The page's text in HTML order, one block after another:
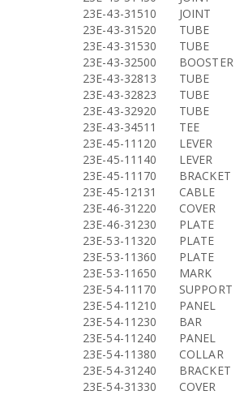
23E-43-31510
JOINT
23E-43-31520
TUBE
23E-43-31530
TUBE
23E-43-32500
BOOSTER
23E-43-32813
TUBE
23E-43-32823
TUBE
23E-43-32920
TUBE
23E-43-34511
TEE
23E-45-11120
LEVER
23E-45-11140
LEVER
23E-45-11170
BRACKET
23E-45-12131
CABLE
23E-46-31220
COVER
23E-46-31230
PLATE
23E-53-11320
PLATE
23E-53-11360
PLATE
23E-53-11650
MARK
23E-54-11170
SUPPORT
23E-54-11210
PANEL
23E-54-11230
BAR
23E-54-11240
PANEL
23E-54-11380
COLLAR
23E-54-31240
BRACKET
23E-54-31330
COVER